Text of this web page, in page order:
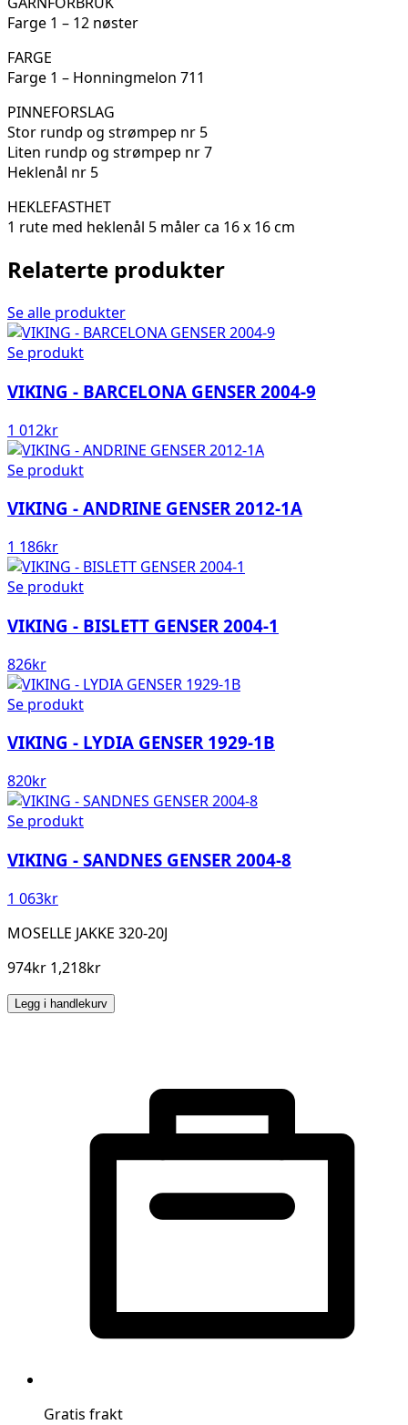
Farge 1 – 12 nøster
FARGE
Farge 1 – Honningmelon 711
PINNEFORSLAG
Stor rundp og strømpep nr 5
Liten rundp og strømpep nr 7
Heklenål nr 5
HEKLEFASTHET
1 rute med heklenål 5 måler ca 16 x 16 cm
Relaterte produkter
Se alle produkter
Se produkt
VIKING - BARCELONA GENSER 2004-9
1 012kr
Se produkt
VIKING - ANDRINE GENSER 2012-1A
1 186kr
Se produkt
VIKING - BISLETT GENSER 2004-1
826kr
Se produkt
VIKING - LYDIA GENSER 1929-1B
820kr
Se produkt
VIKING - SANDNES GENSER 2004-8
1 063kr
MOSELLE JAKKE 320-20J
974kr 1,218kr
Legg i handlekurv
Gratis frakt